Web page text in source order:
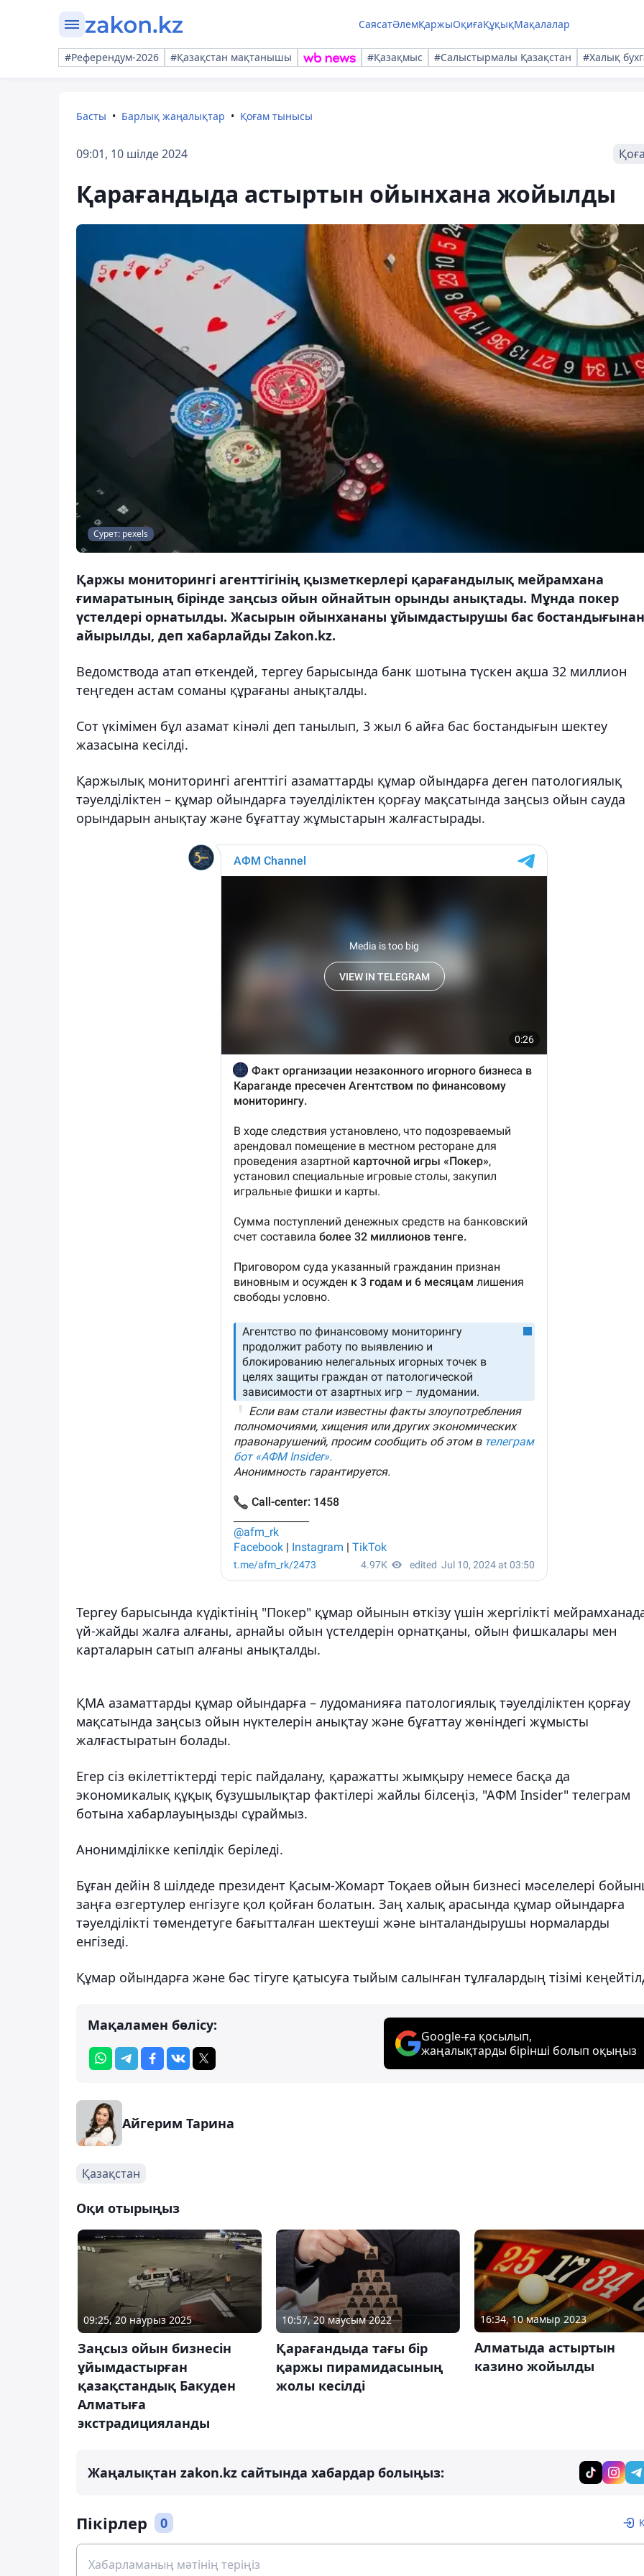
СаясатӘлемҚаржыОқиғаҚұқықМақалалар
#Референдум-2026 #Қазақстан мақтанышы #Қазақмыс #Салыстырмалы Қазақстан #Халық
Басты Барлық жаңалықтар Қоғам тынысы
09:01, 10 шілде 2024
Қарағандыда астыртын ойынхана жойылды
Сурет: pexels
Қаржы мониторингі агенттігінің қызметкерлері қарағандылық мейрамхана
ғимаратының бірінде заңсыз ойын ойнайтын орынды анықтады. Мұнда покер
үстелдері орнатылды. Жасырын ойынхананы ұйымдастырушы бас бостандығынан
айырылды, деп хабарлайды Zakon.kz.
Ведомствода атап өткендей, тергеу барысында банк шотына түскен ақша 32 миллион
теңгеден астам соманы құрағаны анықталды.
Сот үкімімен бұл азамат кінәлі деп танылып, 3 жыл 6 айға бас бостандығын шектеу
жазасына кесілді.
Қаржылық мониторингі агенттігі азаматтарды құмар ойындарға деген патологиялық
тәуелділіктен – құмар ойындарға тәуелділіктен қорғау мақсатында заңсыз ойын сауда
орындарын анықтау және бұғаттау жұмыстарын жалғастырады.
Тергеу барысында күдіктінің "Покер" құмар ойынын өткізу үшін жергілікті
үй-жайды жалға алғаны, арнайы ойын үстелдерін орнатқаны, ойын фишкалары мен
карталарын сатып алғаны анықталды.
ҚМА азаматтарды құмар ойындарға – лудоманияға патологиялық тәуелділіктен қорғау
мақсатында заңсыз ойын нүктелерін анықтау және бұғаттау жөніндегі жұмысты
жалғастыратын болады.
Егер сіз өкілеттіктерді теріс пайдалану, қаражатты жымқыру немесе басқа да
экономикалық құқық бұзушылықтар фактілері жайлы білсеңіз, "АФМ Insider" телеграм
ботына хабарлауыңызды сұраймыз.
Анонимділікке кепілдік беріледі.
Бұған дейін 8 шілдеде президент Қасым-Жомарт Тоқаев ойын бизнесі мәселелері
заңға өзгертулер енгізуге қол қойған болатын. Заң халық арасында құмар ойындарға
тәуелділікті төмендетуге бағытталған шектеуші және ынталандырушы нормаларды
енгізеді.
Құмар ойындарға және бәс тігуге қатысуға тыйым салынған тұлғалардың тізімі
Мақаламен бөлісу:
Google-ға қосылып,
жаңалықтарды бірінші болып оқыңыз
Айгерим Тарина
Қазақстан
Оқи отырыңыз
09:25, 20 наурыз 2025
Заңсыз ойын бизнесін
ұйымдастырған
қазақстандық Бакуден
Алматыға
экстрадицияланды
10:57, 20 маусым 2022
Қарағандыда тағы бір
қаржы пирамидасының
жолы кесілді
16:34, 10 мамыр 2023
Алматыда астыртын
казино жойылды
Жаңалықтан zakon.kz сайтында хабардар болыңыз:
Пікірлер 0